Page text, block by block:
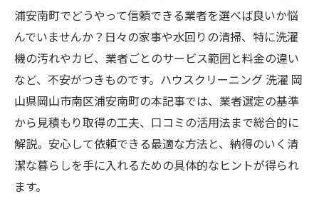
浦安南町でどうやって信頼できる業者を選べば良いか悩
んでいませんか？日々の家事や水回りの清掃、特に洗濯
機の汚れやカビ、業者ごとのサービス範囲と料金の違い
など、不安がつきものです。ハウスクリーニング 洗濯 岡
山県岡山市南区浦安南町の本記事では、業者選定の基準
から見積もり取得の工夫、口コミの活用法まで総合的に
解説。安心して依頼できる最適な方法と、納得のいく清
潔な暮らしを手に入れるための具体的なヒントが得られ
ます。